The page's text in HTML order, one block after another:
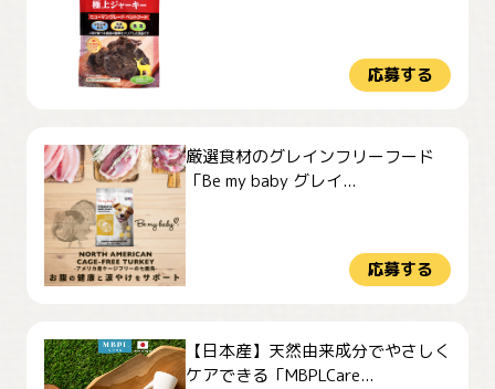
応募する
厳選食材のグレインフリーフード
「Be my baby グレイ...
応募する
【日本産】天然由来成分でやさしく
ケアできる「MBPLCare...